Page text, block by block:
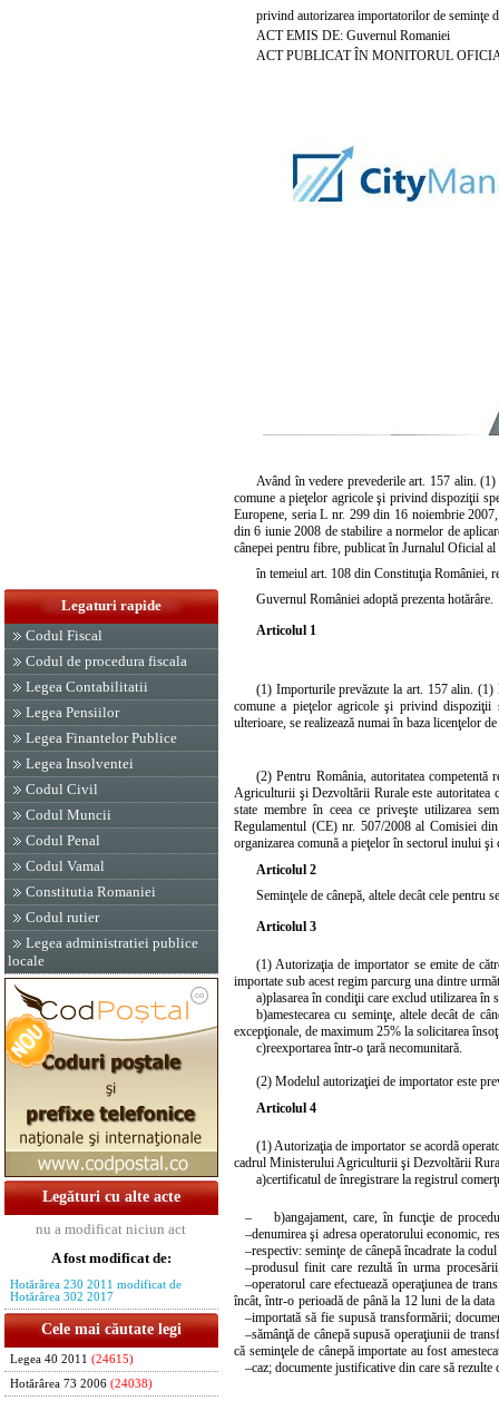
Legaturi rapide
Codul Fiscal
Codul de procedura fiscala
Legea Contabilitatii
Legea Pensiilor
Legea Finantelor Publice
Legea Insolventei
Codul Civil
Codul Muncii
Codul Penal
Codul Vamal
Constitutia Romaniei
Codul rutier
Legea administratiei publice
locale
Legături cu alte acte
nu a modificat niciun act
A fost modificat de:
Hotărârea 230 2011 modificat de
Hotărârea 302 2017
Cele mai căutate legi
Legea 40 2011 (24615)
Hotărârea 73 2006 (24038)
privind autorizarea importatorilor de seminţe
ACT EMIS DE: Guvernul Romaniei
ACT PUBLICAT ÎN MONITORUL
Având în vedere prevederile art. 157 alin.
comune a pieţelor agricole şi privind dispoziţii
Europene, seria L nr. 299 din 16 noiembrie
din 6 iunie 2008 de stabilire a normelor de
cânepei pentru fibre, publicat în Jurnalul Oficial
în temeiul art. 108 din Constituţia României,
Guvernul României adoptă prezenta hotărâre.
Articolul 1
(1) Importurile prevăzute la art. 157 alin.
comune a pieţelor agricole şi privind dispoziţii
ulterioare, se realizează numai în baza licenţelor
(2) Pentru România, autoritatea
Agriculturii şi Dezvoltării Rurale este autoritatea
state membre în ceea ce priveşte utilizarea
Regulamentul (CE) nr. 507/2008 al Comisiei
organizarea comună a pieţelor în sectorul inului şi
Articolul 2
Seminţele de cânepă, altele decât cele
Articolul 3
(1) Autorizaţia de importator se emite de
importate sub acest regim parcurg una dintre
a)plasarea în condiţii care exclud utilizarea în
b)amestecarea cu seminţe, altele decât de
excepţionale, de maximum 25% la solicitarea
c)reexportarea într-o ţară necomunitară.
(2) Modelul autorizaţiei de importator este
Articolul 4
(1) Autorizaţia de importator se acordă
cadrul Ministerului Agriculturii şi Dezvoltării
a)certificatul de înregistrare la registrul
b)angajament, care, în funcţie de
–
denumirea şi adresa operatorului economic,
–
respectiv: seminţe de cânepă încadrate la
–
produsul finit care rezultă în urma
–
operatorul care efectuează operaţiunea de
–
încât, într-o perioadă de până la 12 luni de la
importată să fie supusă transformării;
–
sămânţă de cânepă supusă operaţiunii de
–
că seminţele de cânepă importate au fost
caz;
– documente justificative din care să rezulte